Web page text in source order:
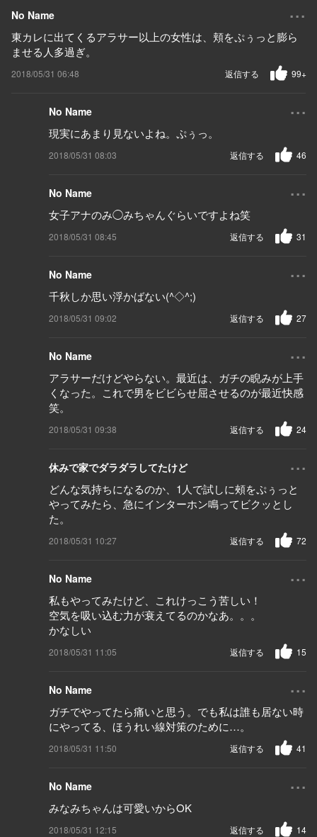
No Name ...
東カレに出てくるアラサー以上の女性は、頬をぷぅっと膨ら
ませる人多過ぎ。
2018/05/31 06:48 99+
返信する
No Name ...
現実にあまり見ないよね。ぷぅっ。
2018/05/31 08:03 46
返信する
No Name ...
女子アナのみ◯みちゃんぐらいですよね笑
2018/05/31 08:45 31
返信する
No Name ...
千秋しか思い浮かばない(^◇^;)
2018/05/31 09:02 27
返信する
No Name ...
アラサーだけどやらない。最近は、ガチの睨みが上手
くなった。これで男をビビらせ屈させるのが最近快感
笑。
2018/05/31 09:38 24
返信する
休みで家でダラダラしてたけど ...
どんな気持ちになるのか、1人で試しに頰をぷぅっと
やってみたら、急にインターホン鳴ってビクッとし
た。
2018/05/31 10:27 72
返信する
No Name ...
私もやってみたけど、これけっこう苦しい！
空気を吸い込む力が衰えてるのかなあ。。。
かなしい
2018/05/31 11:05 15
返信する
No Name ...
ガチでやってたら痛いと思う。でも私は誰も居ない時
にやってる、ほうれい線対策のために…。
2018/05/31 11:50 41
返信する
No Name ...
みなみちゃんは可愛いからOK
2018/05/31 12:15 14
返信する